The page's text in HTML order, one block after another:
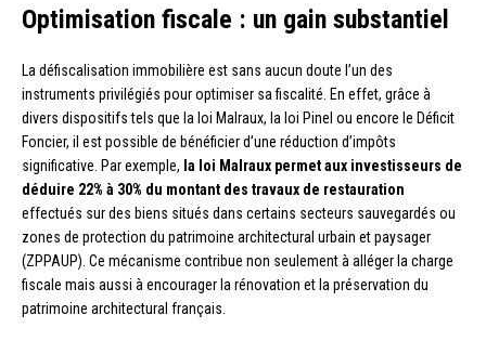
Optimisation fiscale : un gain substantiel
La défiscalisation immobilière est sans aucun doute l’un des
instruments privilégiés pour optimiser sa fiscalité. En effet, grâce à
divers dispositifs tels que la loi Malraux, la loi Pinel ou encore le Déficit
Foncier, il est possible de bénéficier d’une réduction d’impôts
significative. Par exemple, la loi Malraux permet aux investisseurs de
déduire 22% à 30% du montant des travaux de restauration
effectués sur des biens situés dans certains secteurs sauvegardés ou
zones de protection du patrimoine architectural urbain et paysager
(ZPPAUP). Ce mécanisme contribue non seulement à alléger la charge
fiscale mais aussi à encourager la rénovation et la préservation du
patrimoine architectural français.